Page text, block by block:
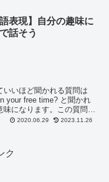
語表現】自分の趣味に
話そう
いいほど聞かれる質問は
your free time? と聞かれ
になります。この質問に
2020.06.29 2023.11.26
ク